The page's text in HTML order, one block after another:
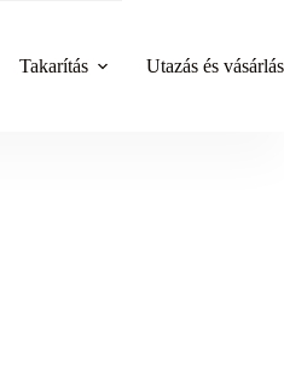
Takarítás Utazás és vásárlás